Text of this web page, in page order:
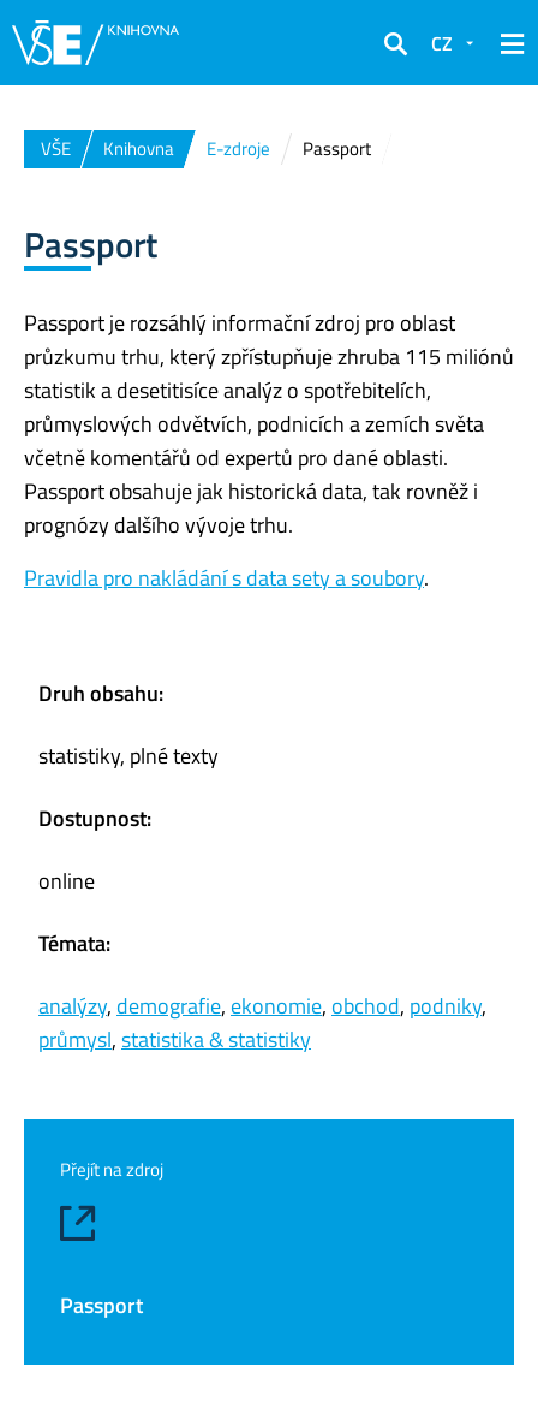
Hledat
CZ
VŠE Knihovna E-zdroje Passport
Passport
Passport je rozsáhlý informační zdroj pro oblast
průzkumu trhu, který zpřístupňuje zhruba 115 miliónů
statistik a desetitisíce analýz o spotřebitelích,
průmyslových odvětvích, podnicích a zemích světa
včetně komentářů od expertů pro dané oblasti.
Passport obsahuje jak historická data, tak rovněž i
prognózy dalšího vývoje trhu.
Pravidla pro nakládání s data sety a soubory.
Druh obsahu:
statistiky, plné texty
Dostupnost:
online
Témata:
analýzy, demografie, ekonomie, obchod, podniky,
průmysl,statistika & statistiky
Přejít na zdroj
Passport